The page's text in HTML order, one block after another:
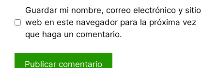
Guardar mi nombre, correo electrónico y sitio
web en este navegador para la próxima vez
que haga un comentario.